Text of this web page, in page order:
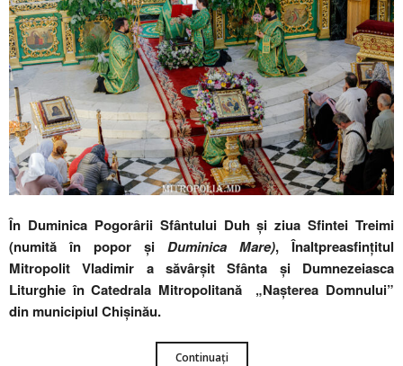
În Duminica Pogorârii Sfântului Duh și ziua Sfintei Treimi
(numită în popor şi Duminica Mare), Înaltpreasfințitul
Mitropolit Vladimir a săvârșit Sfânta și Dumnezeiasca
Liturghie în Catedrala Mitropolitană „Nașterea Domnului”
din municipiul Chișinău.
Continuați